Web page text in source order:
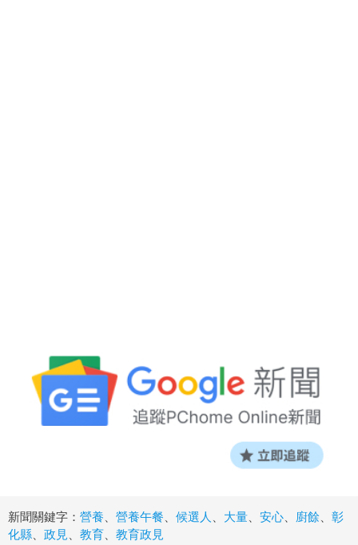
新聞關鍵字： 營養 營養午餐 候選人 大量 安心 廚餘
彰
化縣
政見 教育 教育政見